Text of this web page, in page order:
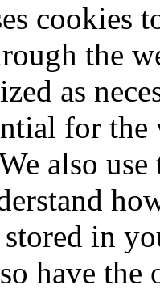
cookies
the
as
for
also
in
have